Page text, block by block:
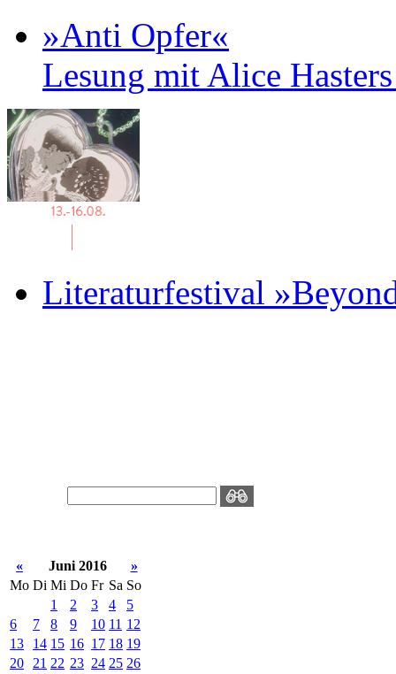
»Anti Opfer«
Lesung mit Alice
Literaturfestival
« Juni 2016
»
Mo Di Mi Do Fr Sa So
1
2 3 4
5
6
7 8 9 10 11 12
13
14 15 16 17 18 19
20
21 22 23 24 25 26